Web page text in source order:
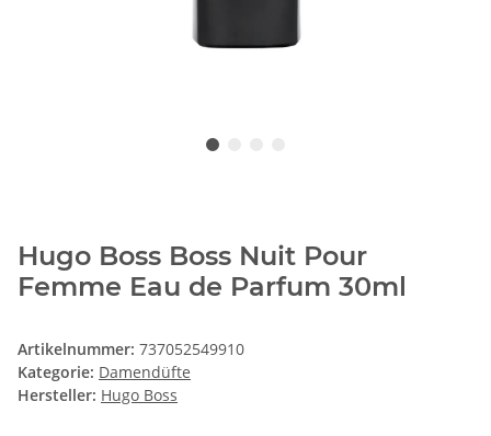
Hugo Boss Boss Nuit Pour
Femme Eau de Parfum 30ml
Artikelnummer: 737052549910
Kategorie: Damendüfte
Hersteller: Hugo Boss